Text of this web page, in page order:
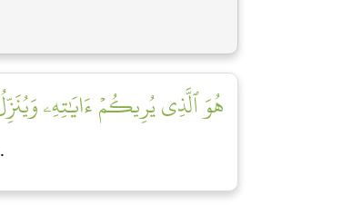
هُوَ ٱلَّذِي يُرِيكُمۡ ءَايَٰتِهِۦ